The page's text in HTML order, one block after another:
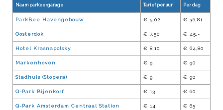
Naam parkeergarage Tarief per uur Per dag
ParkBee Havengebouw € 5,02 € 36,81
Oosterdok € 7,50 € 45,-
Hotel Krasnapolsky € 8,10 € 64,80
Markenhoven € 9 € 90
Stadhuis (Stopera) € 9 € 90
Q-Park Bijenkorf € 13 € 60
Q-Park Amsterdam Centraal Station € 14 € 65